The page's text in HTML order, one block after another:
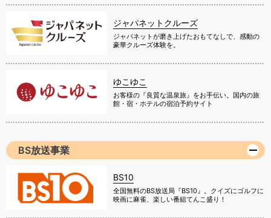
ジャパネットクルーズ
ジャパネットが磨き上げたおもてなしで、感動の
豪華クルーズ体験を。
ゆこゆこ
お客様の『良質な温泉旅』をお手伝い。国内の旅
館・宿・ホテルの宿泊予約サイト
BS放送事業
BS10
全国無料のBS放送局『BS10』。クイズにゴルフに
映画に麻雀、楽しい番組てんこ盛り！